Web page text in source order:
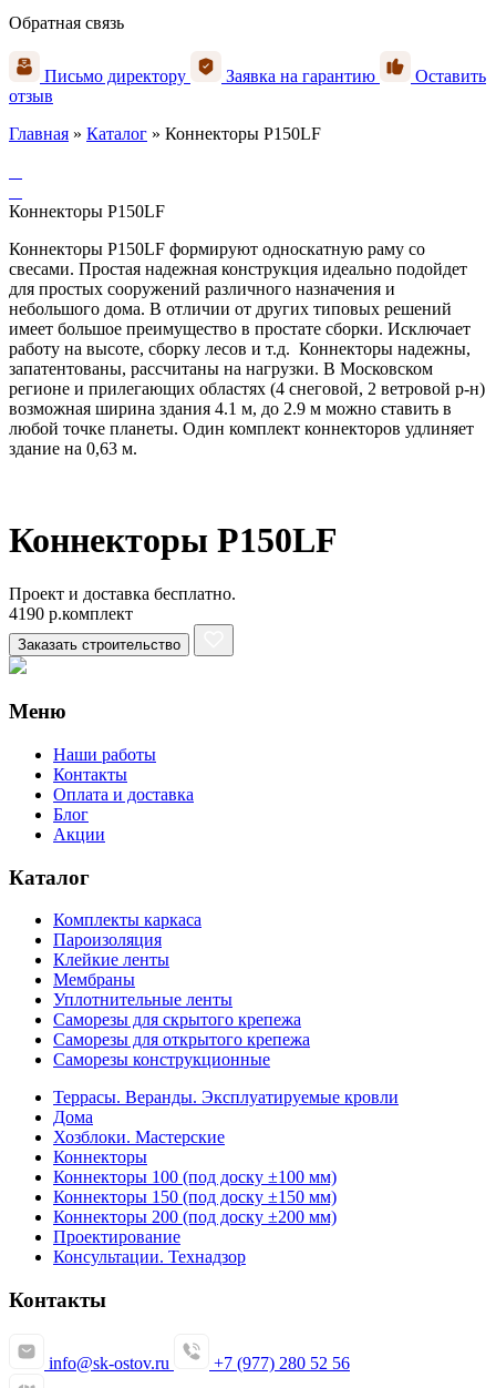
Обратная связь
Письмо директору Заявка на гарантию
Оставить
отзыв
Главная » Каталог » Коннекторы P150LF
Коннекторы P150LF
Коннекторы P150LF формируют односкатную раму со
свесами. Простая надежная конструкция идеально подойдет
для простых сооружений различного назначения и
небольшого дома. В отличии от других типовых решений
имеет большое преимущество в простате сборки. Исключает
работу на высоте, сборку лесов и т.д. Коннекторы надежны,
запатентованы, рассчитаны на нагрузки. В Московском
регионе и прилегающих областях (4 снеговой, 2 ветровой р-н)
возможная ширина здания 4.1 м, до 2.9 м можно ставить в
любой точке планеты. Один комплект коннекторов удлиняет
здание на 0,63 м.
Коннекторы P150LF
Проект и доставка бесплатно.
4190 р.комплект
Заказать строительство
Меню
Наши работы
Контакты
Оплата и доставка
Блог
Акции
Каталог
Комплекты каркаса
Пароизоляция
Клейкие ленты
Мембраны
Уплотнительные ленты
Саморезы для скрытого крепежа
Саморезы для открытого крепежа
Саморезы конструкционные
Террасы. Веранды. Эксплуатируемые кровли
Дома
Хозблоки. Мастерские
Коннекторы
Коннекторы 100 (под доску ±100 мм)
Коннекторы 150 (под доску ±150 мм)
Коннекторы 200 (под доску ±200 мм)
Проектирование
Консультации. Технадзор
Контакты
info@sk-ostov.ru +7 (977) 280 52 56